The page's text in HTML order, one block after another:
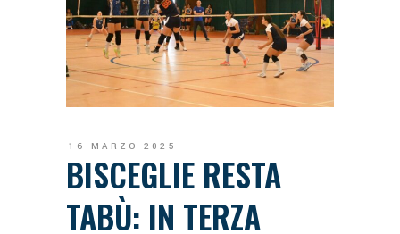
16 MARZO 2025
BISCEGLIE RESTA
TABÙ: IN TERZA